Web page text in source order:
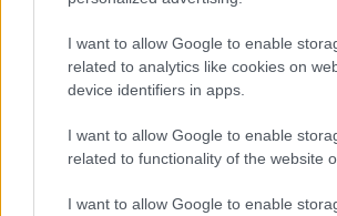
I want to allow Google to enable
related to analytics like cookies on
device identifiers in apps.
I want to allow Google to enable
related to functionality of the website
I want to allow Google to enable
Incendio nella notte a Olbia, a
A fuoco un deposito con